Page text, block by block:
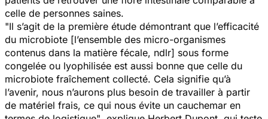
celle de personnes saines.
"Il s’agit de la première étude démontrant que l’efficacité
du microbiote [l’ensemble des micro-organismes
contenus dans la matière fécale, ndlr] sous forme
congelée ou lyophilisée est aussi bonne que celle du
microbiote fraîchement collecté. Cela signifie qu’à
l’avenir, nous n’aurons plus besoin de travailler à partir
de matériel frais, ce qui nous évite un cauchemar en